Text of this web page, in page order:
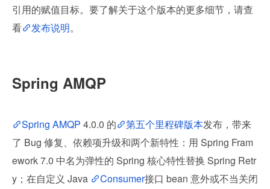
引用的赋值目标。要了解关于这个版本的更多细节，请查
看
发布说明。
Spring AMQP
Spring AMQP 4.0.0 的 第五个里程碑版本发布，带来
了 Bug 修复、依赖项升级和两个新特性：用 Spring Fram
ework 7.0 中名为弹性的 Spring 核心特性替换 Spring Retr
y；在自定义 Java
Consumer接口 bean 意外或不当关闭